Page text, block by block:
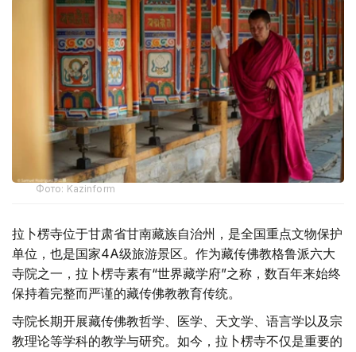
Фото: Kazinform
拉卜楞寺位于甘肃省甘南藏族自治州，是全国重点文物保护
单位，也是国家4A级旅游景区。作为藏传佛教格鲁派六大
寺院之一，拉卜楞寺素有“世界藏学府”之称，数百年来始终
保持着完整而严谨的藏传佛教教育传统。
寺院长期开展藏传佛教哲学、医学、天文学、语言学以及宗
教理论等学科的教学与研究。如今，拉卜楞寺不仅是重要的